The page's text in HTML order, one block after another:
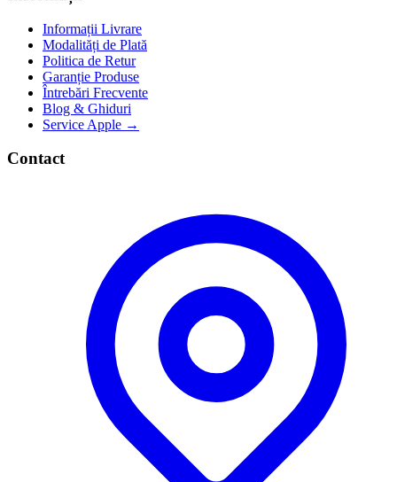
Informații Livrare
Modalități de Plată
Politica de Retur
Garanție Produse
Întrebări Frecvente
Blog & Ghiduri
Service Apple →
Contact